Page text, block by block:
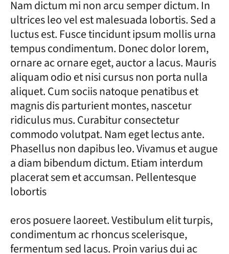
Nam dictum mi non arcu semper dictum. In
ultrices leo vel est malesuada lobortis. Sed a
luctus est. Fusce tincidunt ipsum mollis urna
tempus condimentum. Donec dolor lorem,
ornare ac ornare eget, auctor a lacus. Mauris
aliquam odio et nisi cursus non porta nulla
aliquet. Cum sociis natoque penatibus et
magnis dis parturient montes, nascetur
ridiculus mus. Curabitur consectetur
commodo volutpat. Nam eget lectus ante.
Phasellus non dapibus leo. Vivamus et augue
a diam bibendum dictum. Etiam interdum
placerat sem et accumsan. Pellentesque
lobortis
eros posuere laoreet. Vestibulum elit turpis,
condimentum ac rhoncus scelerisque,
fermentum sed lacus. Proin varius dui ac